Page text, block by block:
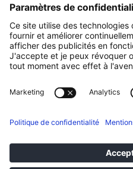
Décoration d’Intérieur
A propos